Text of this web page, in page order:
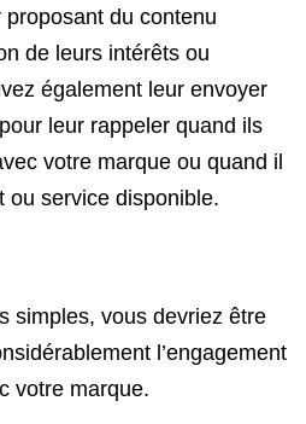
du contenu
de leurs intérêts ou
également leur envoyer
leur rappeler quand ils
votre marque ou quand il
ou service disponible.
simples, vous devriez être
l’engagement
votre marque.